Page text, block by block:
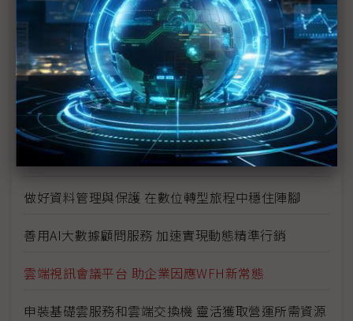
微軟Azure支援無所不在運算 助企業擘畫未來十年創
羽昇國際助企業為多雲數據遷徙奠定勝基
企業整合大型商業數據庫 創造極大化業務分析價值
宏庭科技活用Google Cloud AI服務 為企業注入數位
轉型強大動能
做好資料管理與保護 在數位轉型旅程中穩住陣腳
善用AI大數據顧問服務 加速實現動態精準行銷
雲端視訊會議平台 助企業因應WFH新常態
申裝基礎雲服務和雲端交換機 靈活獲取營運所需資源